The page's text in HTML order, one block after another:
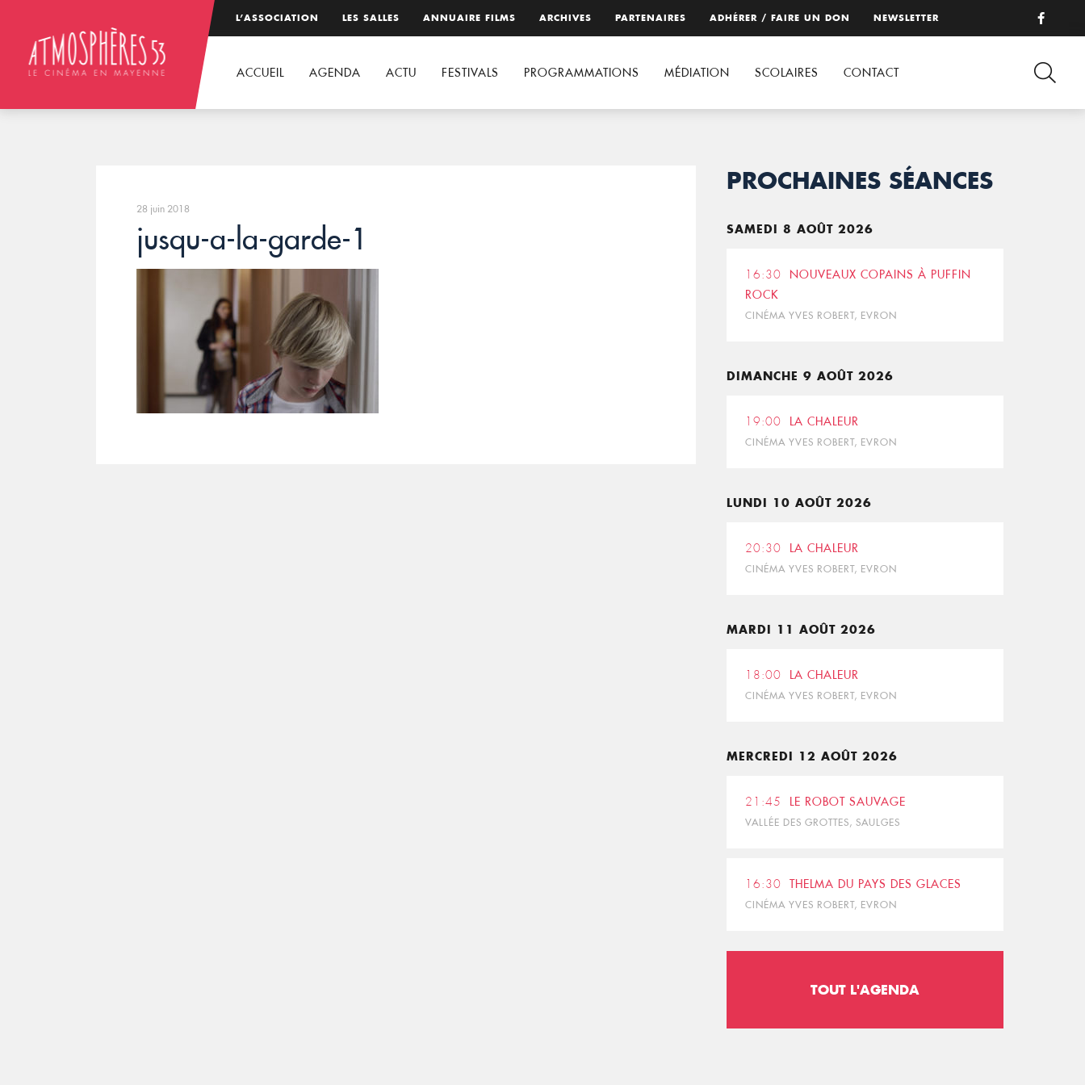
L’ASSOCIATION LES SALLES ANNUAIRE FILMS ARCHIVES PARTENAIRES ADHÉRER / FAIRE UN DON NEWSLETTER
ACCUEIL AGENDA ACTU FESTIVALS PROGRAMMATIONS MÉDIATION SCOLAIRES CONTACT
28 juin 2018
jusqu-a-la-garde-1
PROCHAINES SÉANCES
SAMEDI 8 AOÛT 2026
16:30
NOUVEAUX COPAINS À PUFFIN
ROCK
CINÉMA YVES ROBERT, EVRON
DIMANCHE 9 AOÛT 2026
19:00 LA CHALEUR
CINÉMA YVES ROBERT, EVRON
LUNDI 10 AOÛT 2026
20:30 LA CHALEUR
CINÉMA YVES ROBERT, EVRON
MARDI 11 AOÛT 2026
18:00 LA CHALEUR
CINÉMA YVES ROBERT, EVRON
MERCREDI 12 AOÛT 2026
21:45 LE ROBOT SAUVAGE
VALLÉE DES GROTTES, SAULGES
16:30 THELMA DU PAYS DES GLACES
CINÉMA YVES ROBERT, EVRON
TOUT L'AGENDA